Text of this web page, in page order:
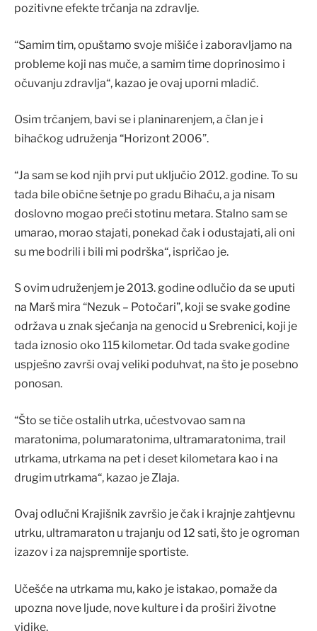
pozitivne efekte trčanja na zdravlje.
“Samim tim, opuštamo svoje mišiće i zaboravljamo na
probleme koji nas muče, a samim time doprinosimo i
očuvanju zdravlja“, kazao je ovaj uporni mladić.
Osim trčanjem, bavi se i planinarenjem, a član je i
bihaćkog udruženja “Horizont 2006”.
“Ja sam se kod njih prvi put uključio 2012. godine. To su
tada bile obične šetnje po gradu Bihaću, a ja nisam
doslovno mogao preći stotinu metara. Stalno sam se
umarao, morao stajati, ponekad čak i odustajati, ali oni
su me bodrili i bili mi podrška“, ispričao je.
S ovim udruženjem je 2013. godine odlučio da se uputi
na Marš mira “Nezuk – Potočari”, koji se svake godine
održava u znak sjećanja na genocid u Srebrenici, koji je
tada iznosio oko 115 kilometar. Od tada svake godine
uspješno završi ovaj veliki poduhvat, na što je posebno
ponosan.
“Što se tiče ostalih utrka, učestvovao sam na
maratonima, polumaratonima, ultramaratonima, trail
utrkama, utrkama na pet i deset kilometara kao i na
drugim utrkama“, kazao je Zlaja.
Ovaj odlučni Krajišnik završio je čak i krajnje zahtjevnu
utrku, ultramaraton u trajanju od 12 sati, što je ogroman
izazov i za najspremnije sportiste.
Učešće na utrkama mu, kako je istakao, pomaže da
upozna nove ljude, nove kulture i da proširi životne
vidike.